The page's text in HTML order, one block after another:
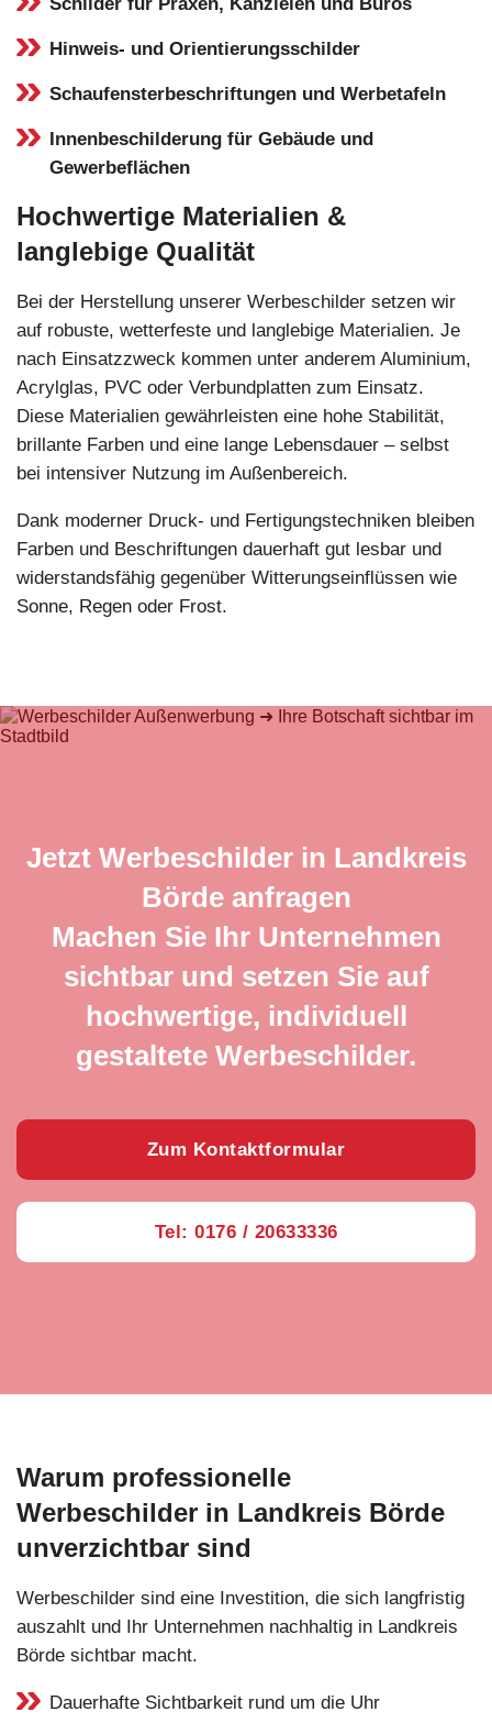
Hinweis- und Orientierungsschilder
Schaufensterbeschriftungen und Werbetafeln
Innenbeschilderung für Gebäude und
Gewerbeflächen
Hochwertige Materialien &
langlebige Qualität
Bei der Herstellung unserer Werbeschilder setzen wir
auf robuste, wetterfeste und langlebige Materialien. Je
nach Einsatzzweck kommen unter anderem Aluminium,
Acrylglas, PVC oder Verbundplatten zum Einsatz.
Diese Materialien gewährleisten eine hohe Stabilität,
brillante Farben und eine lange Lebensdauer – selbst
bei intensiver Nutzung im Außenbereich.
Dank moderner Druck- und Fertigungstechniken bleiben
Farben und Beschriftungen dauerhaft gut lesbar und
widerstandsfähig gegenüber Witterungseinflüssen wie
Sonne, Regen oder Frost.
Jetzt Werbeschilder in Landkreis
Börde anfragen
Machen Sie Ihr Unternehmen
sichtbar und setzen Sie auf
hochwertige, individuell
gestaltete Werbeschilder.
Zum Kontaktformular
Tel: 0176 / 20633336
Warum professionelle
Werbeschilder in Landkreis Börde
unverzichtbar sind
Werbeschilder sind eine Investition, die sich langfristig
auszahlt und Ihr Unternehmen nachhaltig in Landkreis
Börde sichtbar macht.
Dauerhafte Sichtbarkeit rund um die Uhr